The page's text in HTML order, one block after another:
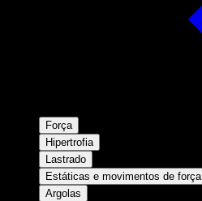
Força
Hipertrofia
Lastrado
Estáticas e movimentos de força
Argolas